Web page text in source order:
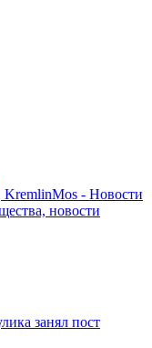
KremlinMos - Новости
новости
занял пост